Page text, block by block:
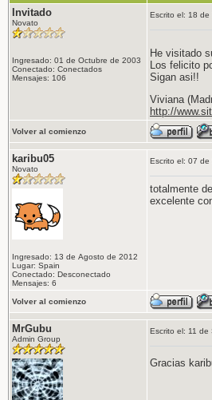
Invitado
Novato
Ingresado: 01 de Octubre de 2003
Conectado: Conectados
Mensajes: 106
Escrito el: 18
He visitado
Los felicito
Sigan asi!!
Viviana
http://
Volver al comienzo
karibu05
Novato
Ingresado: 13 de Agosto de 2012
Lugar: Spain
Conectado: Desconectado
Mensajes: 6
Escrito el: 07
totalmente
excelente
Volver al comienzo
MrGubu
Admin Group
Escrito el: 11
Gracias